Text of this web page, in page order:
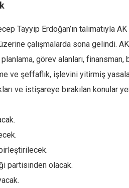
Tayyip Erdoğan’ın talimatıyla AK
çalışmalarda sona gelindi.
görev alanları, finansman,
ve şeffaflık, işlevini yitirmiş
ve istişareye bırakılan konular
partisinden olacak.